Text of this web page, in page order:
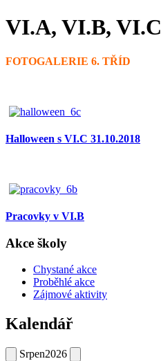
VI.A, VI.B, VI.C
FOTOGALERIE 6. TŘÍD
Halloween s VI.C 31.10.2018
Pracovky v VI.B
Akce školy
Chystané akce
Proběhlé akce
Zájmové aktivity
Kalendář
Srpen2026